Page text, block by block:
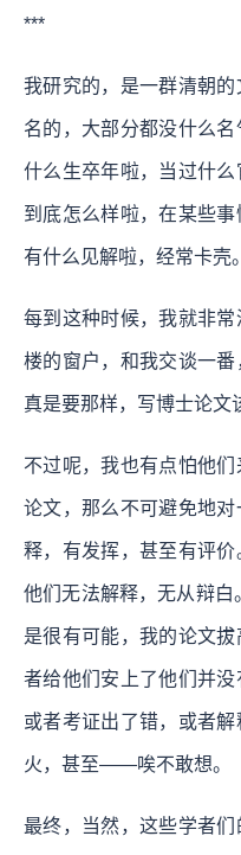
***
我研究的，是一群清朝
名的，大部分都没什么名
什么生卒年啦，当过什
到底怎么样啦，在某些
有什么见解啦，经常卡壳。
每到这种时候，我就非
楼的窗户，和我交谈一番
真是要那样，写博士论文
不过呢，我也有点怕他
论文，那么不可避免地
释，有发挥，甚至有评价
他们无法解释，无从辩
是很有可能，我的论文
者给他们安上了他们并没
或者考证出了错，或者
火，甚至——唉不敢想。
最终，当然，这些学者